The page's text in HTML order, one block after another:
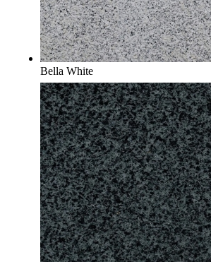
Bella White